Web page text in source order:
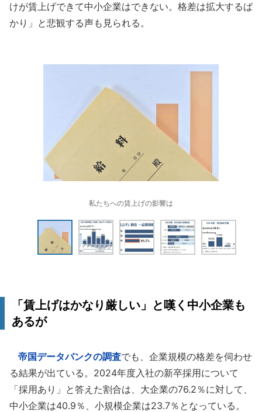
けが賃上げできて中小企業はできない。格差は拡大するば
かり」と悲観する声も見られる。
私たちへの賃上げの影響は
「賃上げはかなり厳しい」と嘆く中小企業も
あるが
帝国データバンクの調査でも、企業規模の格差を伺わせ
る結果が出ている。2024年度入社の新卒採用について
「採用あり」と答えた割合は、大企業の76.2％に対して、
中小企業は40.9％、小規模企業は23.7％となっている。